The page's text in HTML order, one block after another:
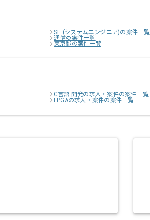
SE (システムエンジニア)の案件一覧
通信の案件一覧
東京都の案件一覧
C言語 開発の求人・案件の案件一覧
FPGAの求人・案件の案件一覧